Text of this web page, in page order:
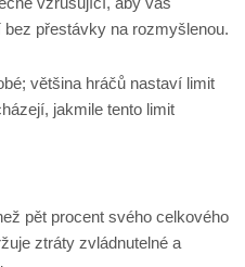
vzrušující, aby vás
přestávky na rozmyšlenou.
většina hráčů nastaví limit
jakmile tento limit
pět procent svého celkového
ztráty zvládnutelné a